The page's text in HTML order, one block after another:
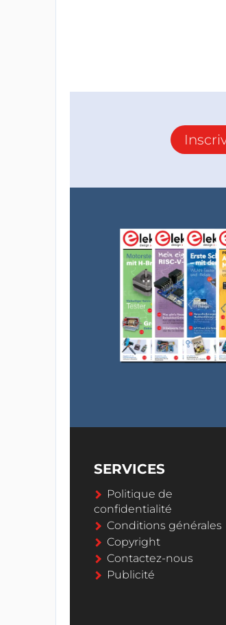
SERVICES
Politique de
confidentialité
Conditions générales
Copyright
Contactez-nous
Publicité